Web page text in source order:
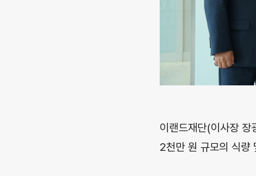
이랜드재단(이사장
2천만 원 규모의 식량